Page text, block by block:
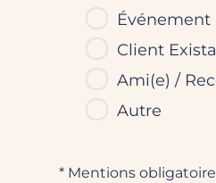
Événement
Client
Ami(e) /
Autre
* Mentions